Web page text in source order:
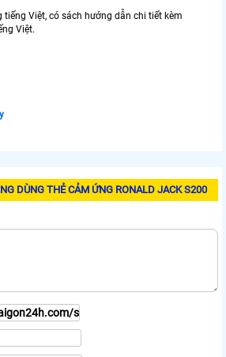
Việt, có sách hướng dẫn chi tiết kèm
Việt.
DÙNG THẺ CẢM ỨNG RONALD JACK S200